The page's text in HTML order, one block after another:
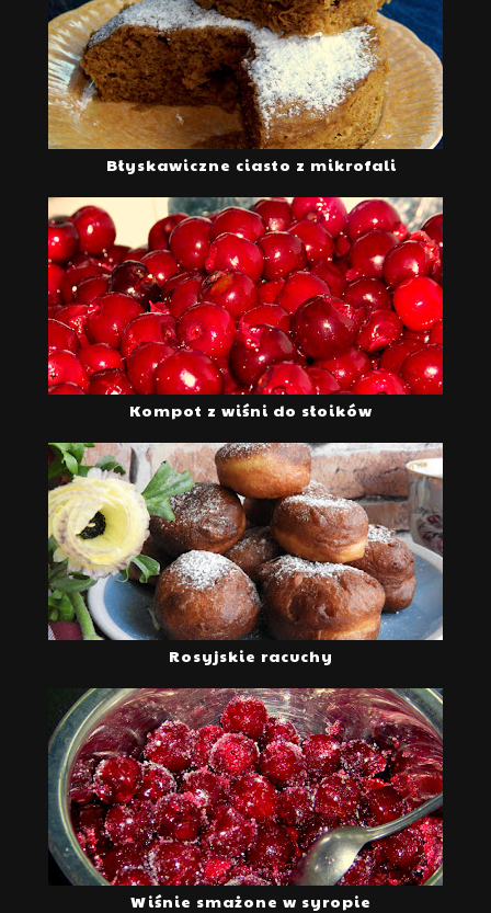
Błyskawiczne ciasto z mikrofali
Kompot z wiśni do słoików
Rosyjskie racuchy
Wiśnie smażone w syropie